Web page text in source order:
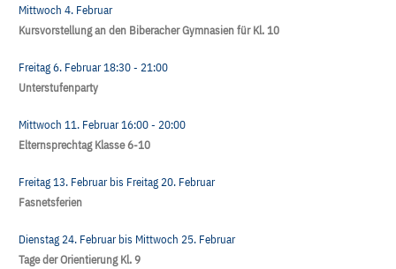
Mittwoch 4. Februar
Kursvorstellung an den Biberacher Gymnasien für Kl. 10
Freitag 6. Februar18:30- 21:00
Unterstufenparty
Mittwoch 11. Februar16:00- 20:00
Elternsprechtag Klasse 6-10
Freitag 13. Februarbis Freitag 20. Februar
Fasnetsferien
Dienstag 24. Februarbis Mittwoch 25. Februar
Tage der Orientierung Kl. 9